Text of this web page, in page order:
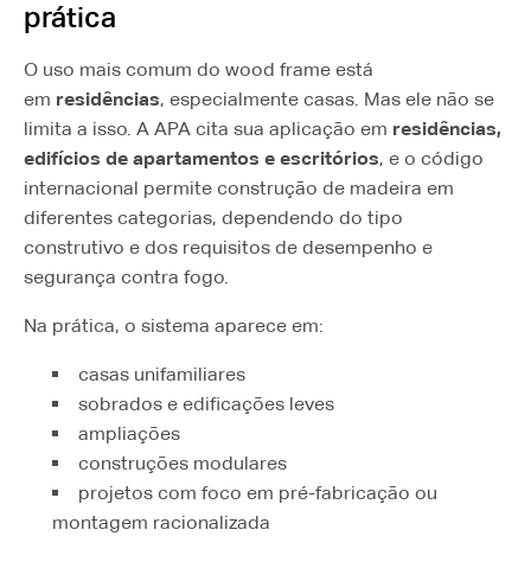
prática
O uso mais comum do wood frame está
em residências, especialmente casas. Mas ele não se
limita a isso. A APA cita sua aplicação em residências,
edifícios de apartamentos e escritórios, e o código
internacional permite construção de madeira em
diferentes categorias, dependendo do tipo
construtivo e dos requisitos de desempenho e
segurança contra fogo.
Na prática, o sistema aparece em:
casas unifamiliares
sobrados e edificações leves
ampliações
construções modulares
projetos com foco em pré-fabricação ou
montagem racionalizada